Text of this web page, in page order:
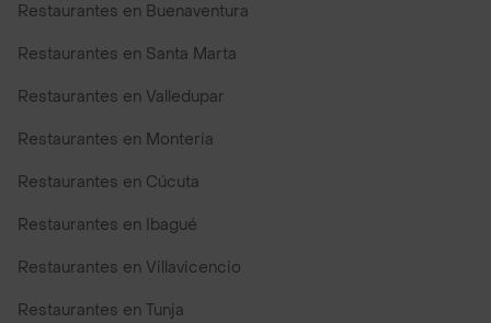
Restaurantes en Buenaventura
Restaurantes en Santa Marta
Restaurantes en Valledupar
Restaurantes en Monteria
Restaurantes en Cúcuta
Restaurantes en Ibagué
Restaurantes en Villavicencio
Restaurantes en Tunja